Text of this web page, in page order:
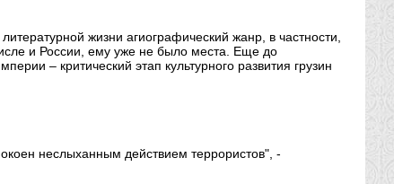
жизни агиографический жанр, в частности,
и России, ему уже не было места. Еще до
– критический этап культурного развития грузин
неслыханным действием террористов", -